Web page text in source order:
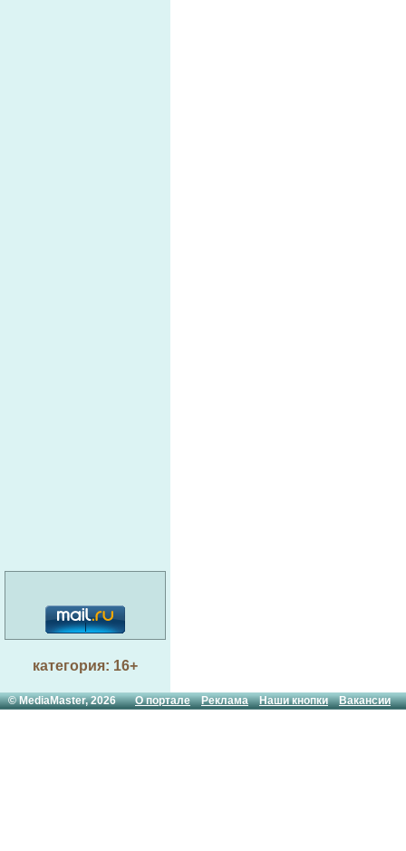
категория: 16+
© MediaMaster, 2026О портале Реклама Наши кнопки Вакансии